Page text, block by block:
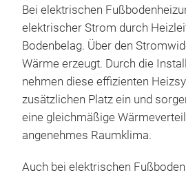
Bei elektrischen
elektrischer Strom durch
Bodenbelag. Über den
Wärme erzeugt. Durch die
nehmen diese effizienten
zusätzlichen Platz ein und
eine gleichmäßige
angenehmes Raumklima.
Auch bei elektrischen